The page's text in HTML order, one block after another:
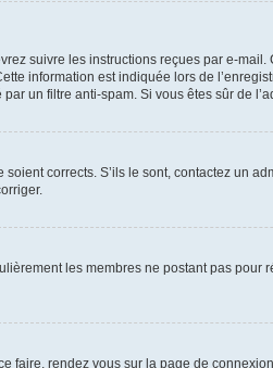
suivre les instructions reçues par e-
information est indiquée lors de
un filtre anti-spam. Si vous êtes sûr de
corrects. S’ils le sont, contactez un
les membres ne postant pas
faire, rendez vous sur la page de